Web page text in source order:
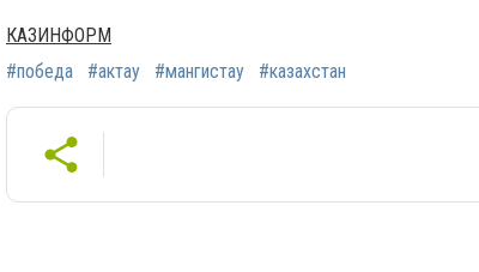
КАЗИНФОРМ
#победа
#актау #мангистау #казахстан